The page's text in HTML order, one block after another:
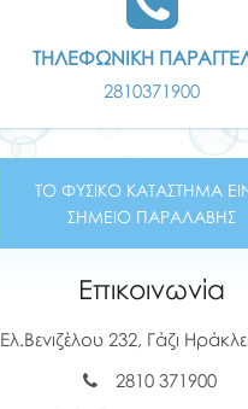
ΤΗΛΕΦΩΝΙΚΗ
2810371900
ΤΟ ΦΥΣΙΚΟ ΚΑΤΑΣΤΗΜΑ
ΣΗΜΕΙΟ ΠΑΡΑΛΑΒΗΣ
Επικοινωνία
Ελ.Βενιζέλου 232, Γάζι
2810 371900